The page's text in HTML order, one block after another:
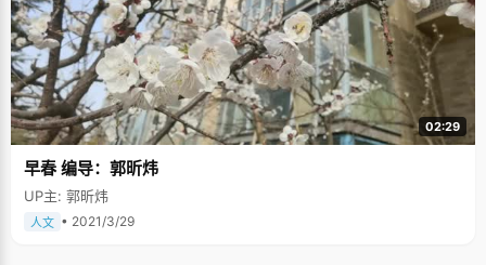
02:29
早春 编导：郭昕炜
UP主: 郭昕炜
人文 • 2021/3/29